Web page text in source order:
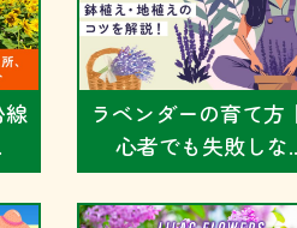
線
ラベンダーの育て方
心者でも失敗しな